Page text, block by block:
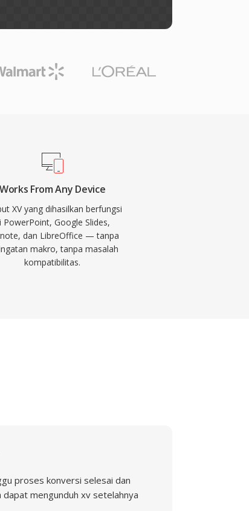
Works From Any Device
XV yang dihasilkan berfungsi
PowerPoint, Google Slides,
dan LibreOffice — tanpa
makro, tanpa masalah
kompatibilitas.
proses konversi selesai dan
dapat mengunduh xv setelahnya